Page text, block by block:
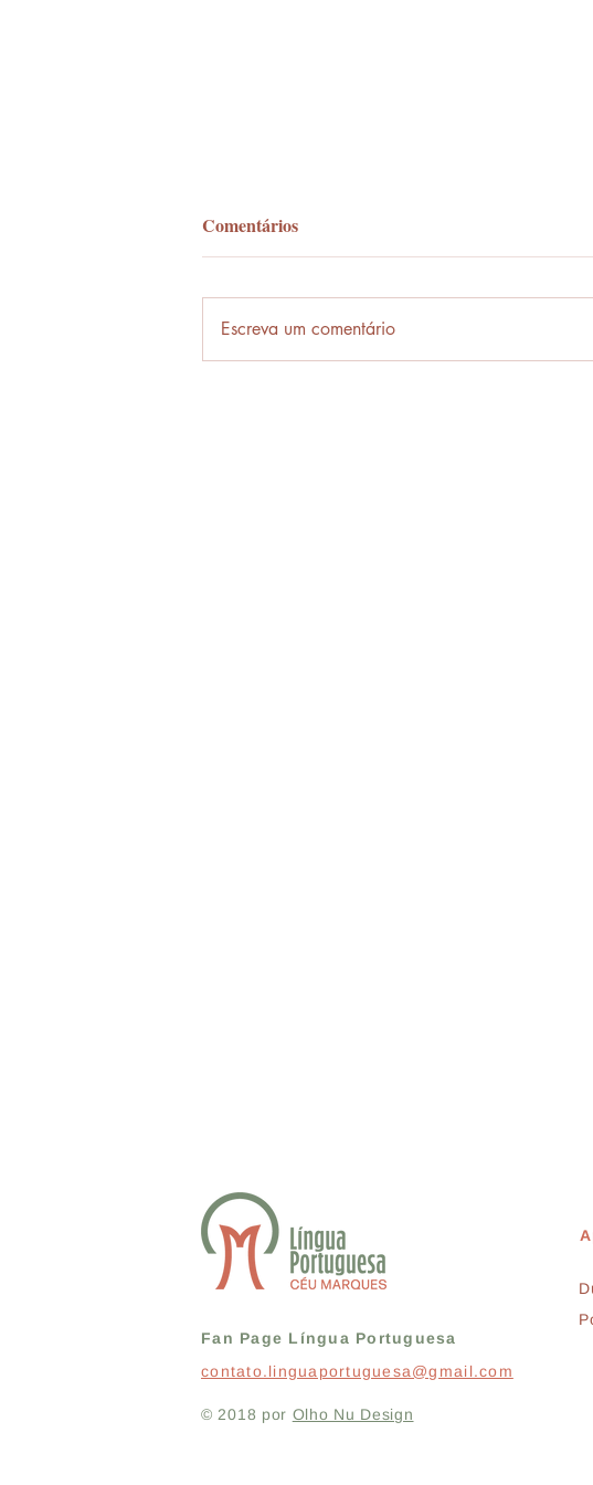
Palavra-ônibus
Comentários
Escreva um comentário
Fan Page Língua Portuguesa
contato.linguaportuguesa@gmail.com
© 2018 por Olho Nu Design